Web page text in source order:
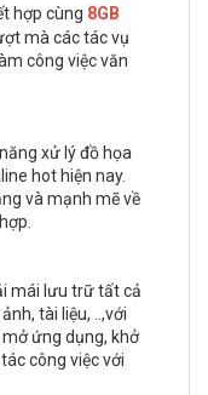
hợp cùng 8GB
mà các tác vụ
công việc văn
xử lý đồ họa
hot hiện nay.
và mạnh mẽ về
mái lưu trữ tất cả
tài liệu, ..,với
ứng dụng, khở
công việc với